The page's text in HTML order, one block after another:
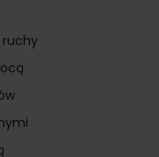
ruchy